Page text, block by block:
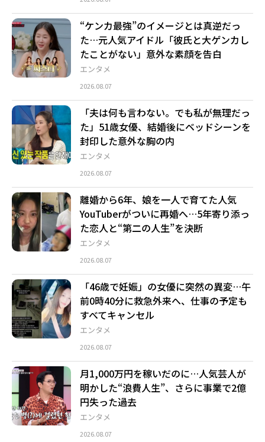
エンタメ
“ケンカ最強”のイメージとは真逆だっ
た…元人気アイドル「彼氏と大ゲンカし
たことがない」意外な素顔を告白
2026.08.07
エンタメ
「夫は何も言わない。でも私が無理だっ
た」51歳女優、結婚後にベッドシーンを
封印した意外な胸の内
2026.08.07
エンタメ
離婚から6年、娘を一人で育てた人気
YouTuberがついに再婚へ…5年寄り添っ
た恋人と“第二の人生”を決断
2026.08.07
エンタメ
「46歳で妊娠」の女優に突然の異変…午
前0時40分に救急外来へ、仕事の予定も
すべてキャンセル
2026.08.07
エンタメ
月1,000万円を稼いだのに…人気芸人が
明かした“浪費人生”、さらに事業で2億
円失った過去
2026.08.07